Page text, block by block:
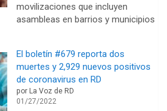
movilizaciones que incluyen
asambleas en barrios y municipios
El boletín #679 reporta dos
muertes y 2,929 nuevos positivos
de coronavirus en RD
por La Voz de RD
01/27/2022